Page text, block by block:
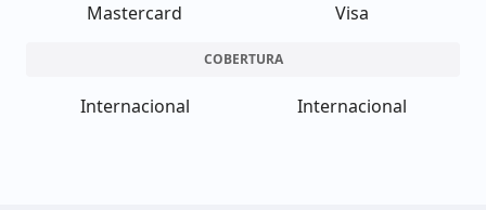
Mastercard Visa
COBERTURA
Internacional Internacional